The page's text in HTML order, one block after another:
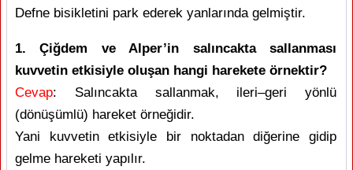
Defne bisikletini park ederek yanlarında gelmiştir.
1. Çiğdem ve Alper’in salıncakta sallanması
kuvvetin etkisiyle oluşan hangi harekete örnektir?
Cevap: Salıncakta sallanmak, ileri–geri yönlü
(dönüşümlü) hareket örneğidir.
Yani kuvvetin etkisiyle bir noktadan diğerine gidip
gelme hareketi yapılır.